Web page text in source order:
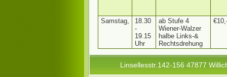
Samstag,
18.30
-
19.15
Uhr
ab Stufe 4
Wiener-Walzer
halbe Links-&
Rechtsdrehung
Linsellesstr.142-156 47877